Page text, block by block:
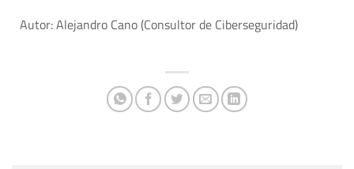
Autor: Alejandro Cano (Consultor de Ciberseguridad)